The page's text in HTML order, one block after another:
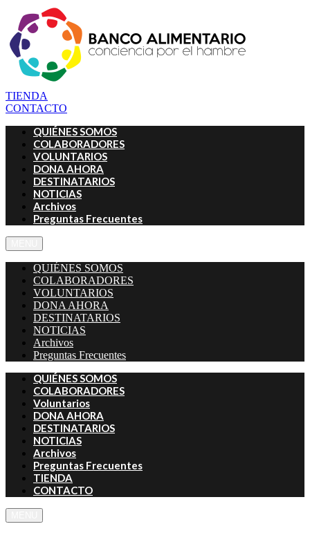
TIENDA
CONTACTO
QUIÉNES SOMOS
COLABORADORES
VOLUNTARIOS
DONA AHORA
DESTINATARIOS
NOTICIAS
Archivos
Preguntas Frecuentes
QUIÉNES SOMOS
COLABORADORES
VOLUNTARIOS
DONA AHORA
DESTINATARIOS
NOTICIAS
Archivos
Preguntas Frecuentes
QUIÉNES SOMOS
COLABORADORES
Voluntarios
DONA AHORA
DESTINATARIOS
NOTICIAS
Archivos
Preguntas Frecuentes
TIENDA
CONTACTO